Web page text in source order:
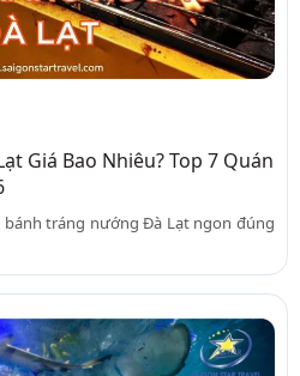
Giá Bao Nhiêu? Top 7 Quán
tráng nướng Đà Lạt ngon đúng